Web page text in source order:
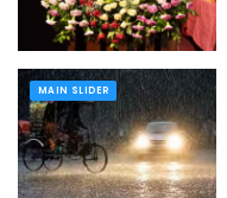
MAIN SLIDER